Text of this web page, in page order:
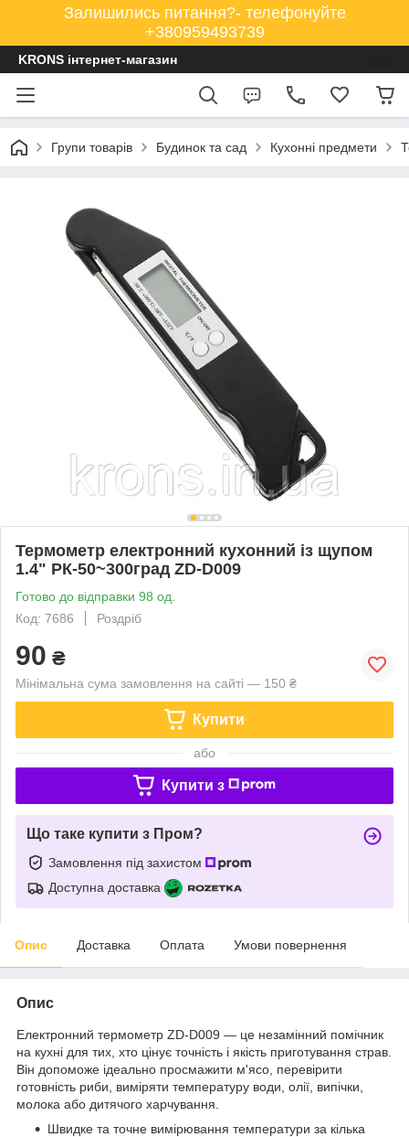
Залишились питання?- телефонуйте
+380959493739
KRONS інтернет-магазин
Групи товарів Будинок та сад Кухонні предмети
Термометр електронний кухонний із щупом
1.4" РК-50~300град ZD-D009
Готово до відправки 98 од.
Код: 7686
Роздріб
90 ₴
Мінімальна сума замовлення на сайті — 150 ₴
Купити
або
Купити з
Що таке купити з Пром?
Замовлення під захистом
Доступна доставка
Опис Доставка Оплата Умови повернення
Опис
Електронний термометр ZD-D009 — це незамінний помічник
на кухні для тих, хто цінує точність і якість приготування страв.
Він допоможе ідеально просмажити м'ясо, перевірити
готовність риби, виміряти температуру води, олії, випічки,
молока або дитячого харчування.
Швидке та точне вимірювання температури за кілька